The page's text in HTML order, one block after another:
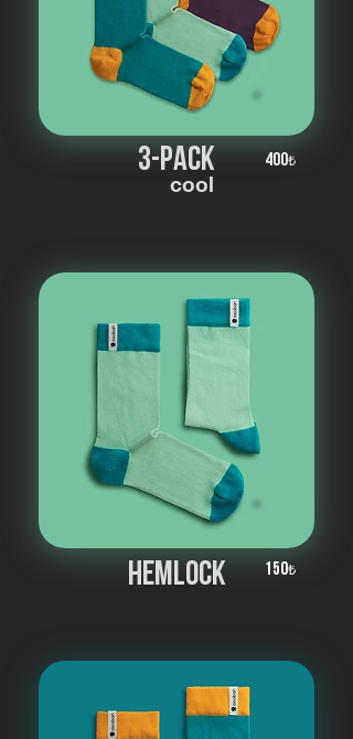
3-pack 400₺
cool
hemlock 150₺